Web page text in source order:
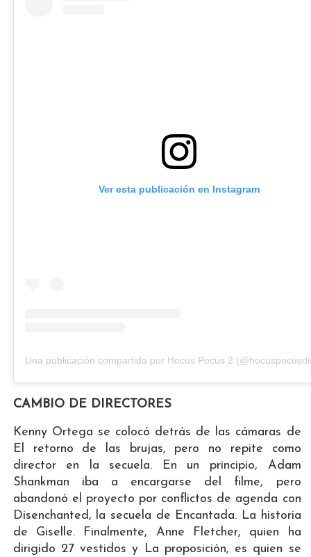
Ver esta publicación en Instagram
Una publicación compartida por Hocus Pocus 2
CAMBIO DE DIRECTORES
Kenny Ortega se colocó detrás de las cámaras de
El retorno de las brujas, pero no repite como
director en la secuela. En un principio, Adam
Shankman iba a encargarse del filme, pero
abandonó el proyecto por conflictos de agenda con
Disenchanted, la secuela de Encantada. La historia
de Giselle. Finalmente, Anne Fletcher, quien ha
dirigido 27 vestidos y La proposición, es quien se